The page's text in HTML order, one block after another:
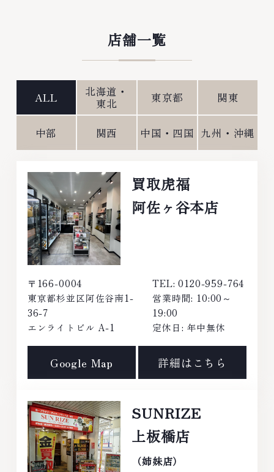
店舗一覧
ALL
北海道・
東北
東京都 関東
中部 関西 中国・四国 九州・沖縄
買取虎福
阿佐ヶ谷本店
〒166-0004
東京都杉並区阿佐谷南1-
36-7
エンライトビル A-1
TEL: 0120-959-764
営業時間: 10:00～
19:00
定休日: 年中無休
Google Map 詳細はこちら
SUNRIZE
上板橋店
（姉妹店）